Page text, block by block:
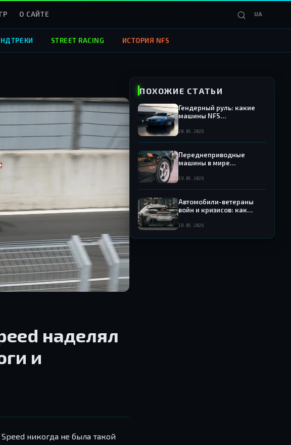
О САЙТЕ UA
STREET RACING ИСТОРИЯ NFS
наделял
и
никогда не была такой
ПОХОЖИЕ СТАТЬИ
Гендерный руль: какие
машины NFS
женскими персонажами
20.05.2026
Переднеприводные
машины в мире
как NFS обращался с
19.05.2026
Автомобили-ветераны
войн и кризисов: как
экономики отражались на
18.05.2026